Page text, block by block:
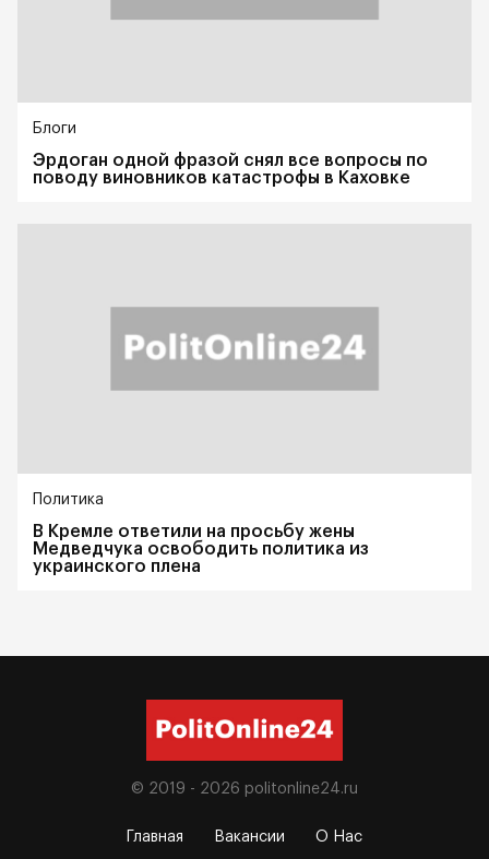
Блоги
Эрдоган одной фразой снял все вопросы по
поводу виновников катастрофы в Каховке
Политика
В Кремле ответили на просьбу жены
Медведчука освободить политика из
украинского плена
© 2019 - 2026 politonline24.ru
Главная Вакансии О Нас